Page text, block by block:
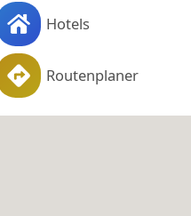
Hotels
Routenplaner